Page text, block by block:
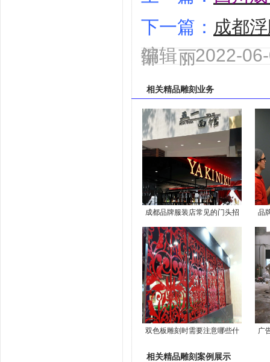
下一篇： 成都
编辑：2022-
部 丽
相关精品雕刻业务
成都品牌服装店常见的门头招
牌有哪几种样式
品
双色板雕刻时需要注意哪些什
广
相关精品雕刻案例展示